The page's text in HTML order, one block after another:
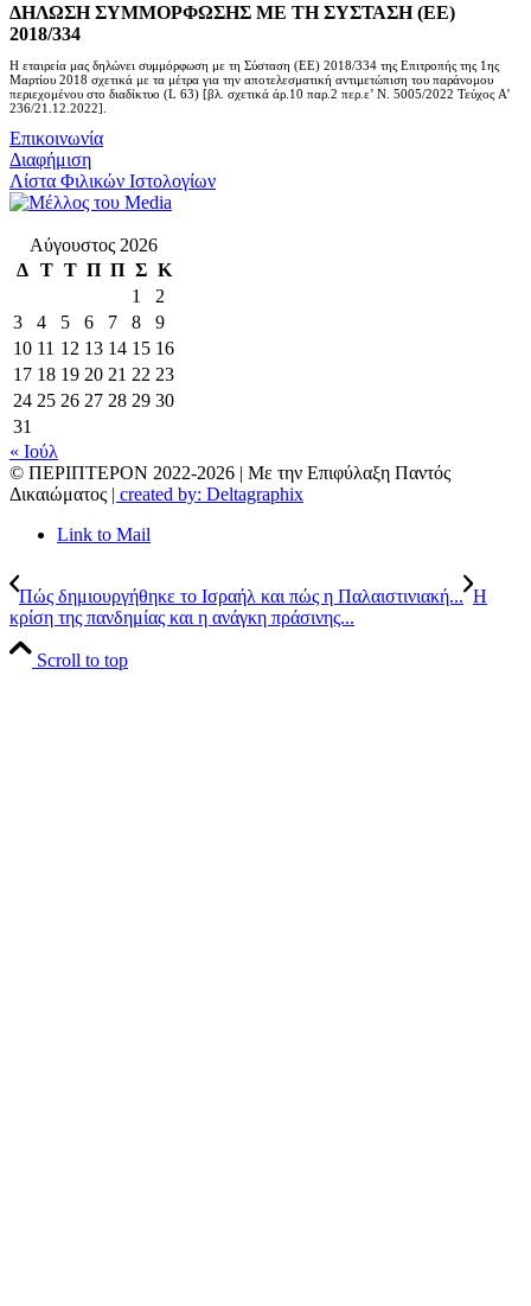
ΔΗΛΩΣΗ ΣΥΜΜΟΡΦΩΣΗΣ ΜΕ ΤΗ ΣΥΣΤΑΣΗ (ΕΕ)
2018/334
Η εταιρεία μας δηλώνει συμμόρφωση με τη Σύσταση (ΕΕ) 2018/334 της Επιτροπής της 1ης
Μαρτίου 2018 σχετικά με τα μέτρα για την αποτελεσματική αντιμετώπιση του παράνομου
περιεχομένου στο διαδίκτυο (L 63) [βλ. σχετικά άρ.10 παρ.2 περ.ε’ Ν. 5005/2022 Τεύχος A’
236/21.12.2022].
Επικοινωνία
Διαφήμιση
Λίστα Φιλικών Ιστολογίων
Αύγουστος 2026
Δ Τ Τ Π Π Σ Κ
1
2
3
4 5 6 7 8
9
10 11 12 13 14 15 16
17 18 19 20 21 22 23
24 25 26 27 28 29 30
31
« Ιούλ
© ΠΕΡΙΠΤΕΡΟΝ 2022-2026 | Με την Επιφύλαξη Παντός
Δικαιώματος | created by: Deltagraphix
Link to Mail
Πώς δημιουργήθηκε το Ισραήλ και πώς η Παλαιστινιακή... Η
κρίση της πανδημίας και η ανάγκη πράσινης...
Scroll to top